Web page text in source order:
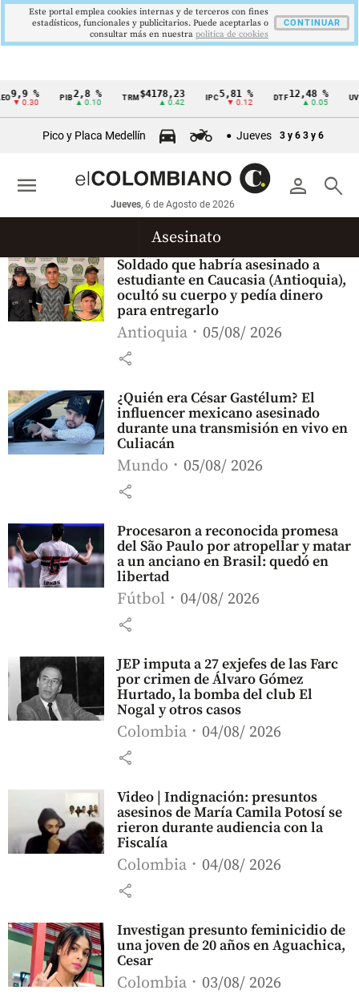
Cintillo
económicos
Colombia
9,9 %
▼ 0.30
PIB 2,8 %
▲ 0.10
TRM$4178,23
▲ 0.42
IPC5,81 %
▼ 0.12
DTF12,48 %
▲ 0.05
UVR
Pico y Placa Medellín Jueves 3 y 6 3 y 6
person search
Jueves, 6 de Agosto de 2026
menu
Asesinato
Soldado que habría asesinado a
estudiante en Caucasia (Antioquia),
ocultó su cuerpo y pedía dinero
para entregarlo
Antioquia 05/08/ 2026
share
¿Quién era César Gastélum? El
influencer mexicano asesinado
durante una transmisión en vivo en
Culiacán
Mundo 05/08/ 2026
share
Procesaron a reconocida promesa
del São Paulo por atropellar y matar
a un anciano en Brasil: quedó en
libertad
Fútbol 04/08/ 2026
share
JEP imputa a 27 exjefes de las Farc
por crimen de Álvaro Gómez
Hurtado, la bomba del club El
Nogal y otros casos
Colombia 04/08/ 2026
share
Video | Indignación: presuntos
asesinos de María Camila Potosí se
rieron durante audiencia con la
Fiscalía
Colombia 04/08/ 2026
share
Investigan presunto feminicidio de
una joven de 20 años en Aguachica,
Cesar
Colombia 03/08/ 2026
Este portal emplea cookies internas y de terceros con fines
estadísticos, funcionales y publicitarios. Puede aceptarlas o
consultar más en nuestra politica de cookies
CONTINUAR